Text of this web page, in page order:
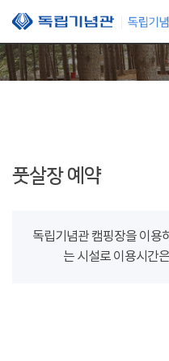
본문 바로가기
풋살장 예약
독립기념관 캠핑장을 이용
는 시설로 이용시간